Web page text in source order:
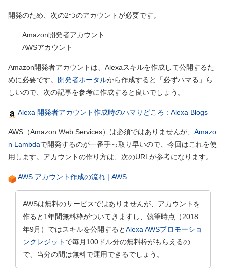
開発のため、次の2つのアカウントが必要です。
Amazon開発者アカウント
AWSアカウント
Amazon開発者アカウントは、Alexaスキルを作成して公開するた
めに必要です。 開発者ポータルから作成すると「必ずハマる」ら
しいので、次の記事を参考に作成すると良いでしょう。
Alexa 開発者アカウント作成時のハマりどころ : Alexa Blogs
AWS （Amazon Web Services） は必須ではありませんが、 Amazo
n Lambdaで開発するのが一番手っ取り早いので、今回はこれを使
用します。アカウントの作り方は、次のURLが参考になります。
AWS アカウント作成の流れ | AWS
AWSは無料のサービスではありませんが、アカウントを
作ると1年間無料枠がついてきますし、執筆時点 （2018
年9月） ではスキルを公開するとAlexa AWSプロモーショ
ンクレジット で毎月100ドル分の無料枠がもらえるの
で、当分の間は無料で運用できるでしょう。